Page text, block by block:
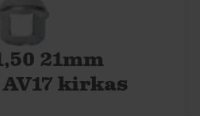
21mm
kirkas